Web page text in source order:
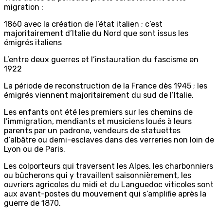
migration :
1860 avec la création de l’état italien ; c’est
majoritairement d’Italie du Nord que sont issus les
émigrés italiens
L’entre deux guerres et l’instauration du fascisme en
1922
La période de reconstruction de la France dès 1945 ; les
émigrés viennent majoritairement du sud de l’Italie.
Les enfants ont été les premiers sur les chemins de
l’immigration, mendiants et musiciens loués à leurs
parents par un padrone, vendeurs de statuettes
d’albâtre ou demi-esclaves dans des verreries non loin de
Lyon ou de Paris.
Les colporteurs qui traversent les Alpes, les charbonniers
ou bûcherons qui y travaillent saisonnièrement, les
ouvriers agricoles du midi et du Languedoc viticoles sont
aux avant-postes du mouvement qui s’amplifie après la
guerre de 1870.